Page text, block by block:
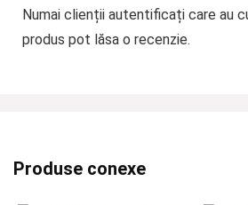
Numai clienții autentificați care au
produs pot lăsa o recenzie.
Produse conexe